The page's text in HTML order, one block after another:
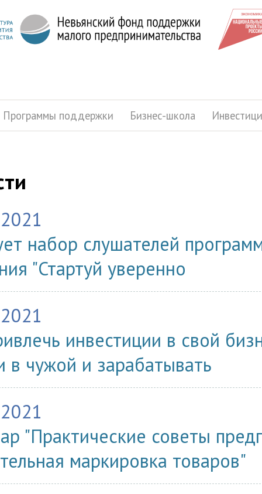
Программы поддержки Бизнес-школа
набор слушателей
"Стартуй уверенно
инвестиции в свой
в чужой и зарабатывать
"Практические советы
маркировка товаров"